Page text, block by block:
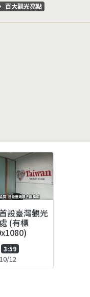
關鍵字標籤
百大觀光亮點
設臺灣觀光
(有標
3:59
12